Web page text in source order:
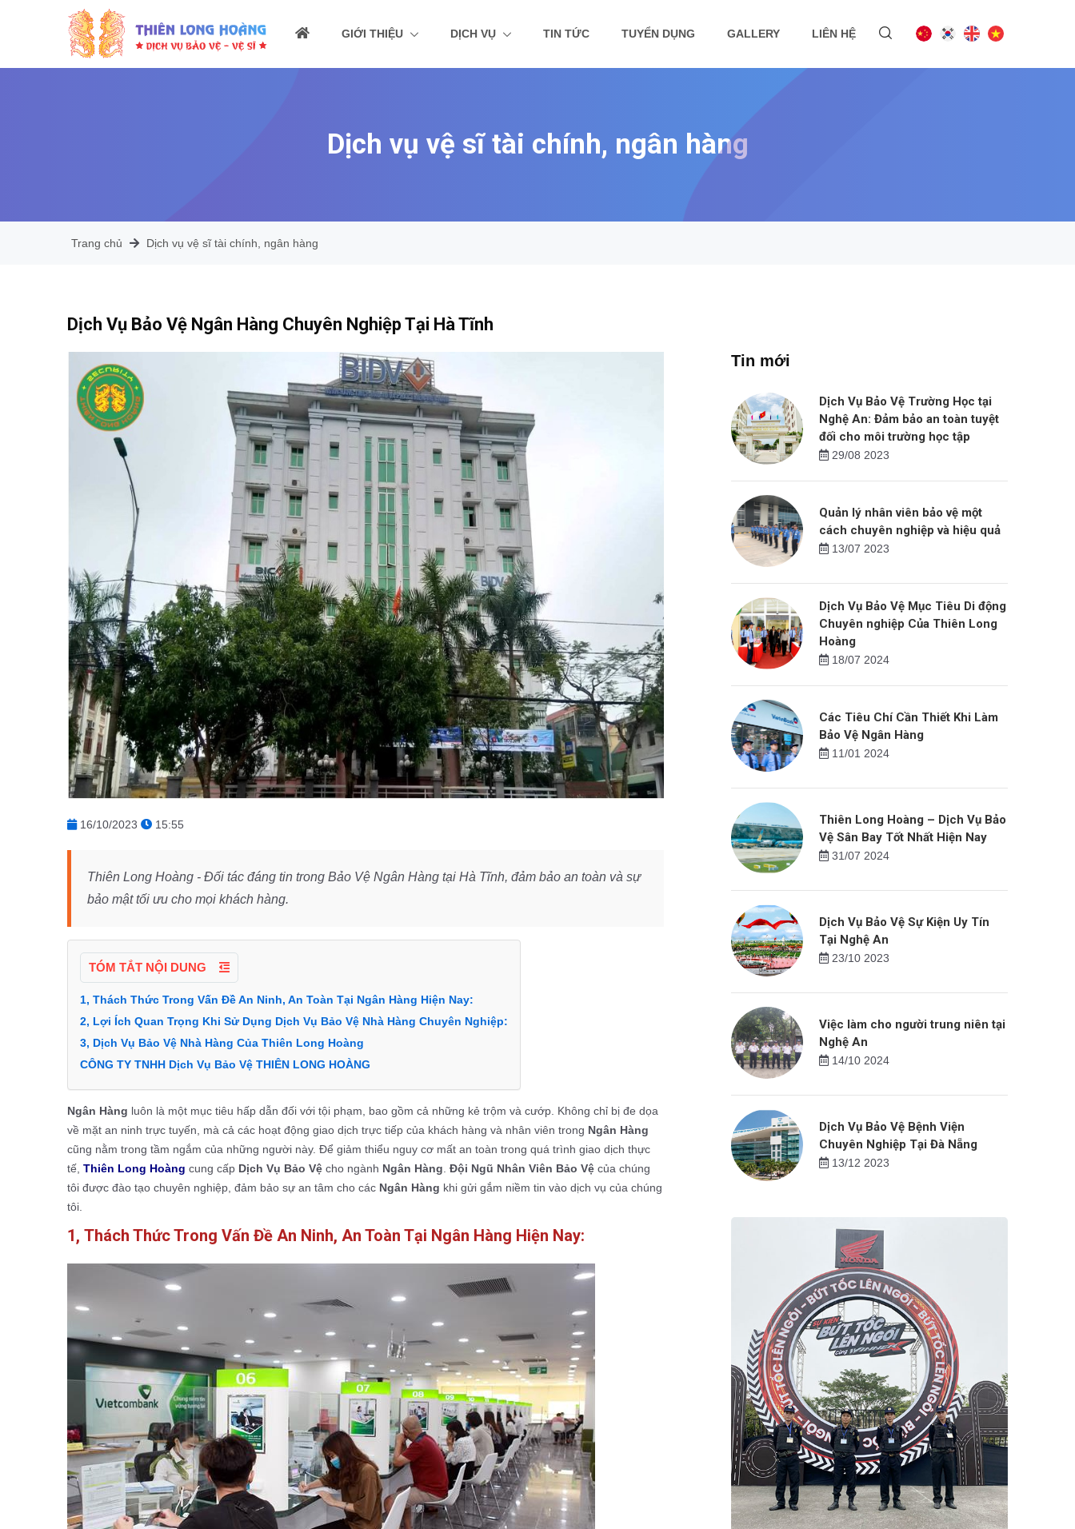
GIỚI THIỆU DỊCH VỤ TIN TỨC TUYỂN DỤNG GALLERY LIÊN HỆ
Dịch vụ vệ sĩ tài chính, ngân hàng
Trang chủ Dịch vụ vệ sĩ tài chính, ngân hàng
Dịch Vụ Bảo Vệ Ngân Hàng Chuyên Nghiệp Tại Hà Tĩnh
16/10/2023 15:55
Thiên Long Hoàng - Đối tác đáng tin trong Bảo Vệ Ngân Hàng tại Hà Tĩnh, đảm bảo an toàn và sự
bảo mật tối ưu cho mọi khách hàng.
TÓM TẮT NỘI DUNG
1, Thách Thức Trong Vấn Đề An Ninh, An Toàn Tại Ngân Hàng Hiện Nay:
2, Lợi Ích Quan Trọng Khi Sử Dụng Dịch Vụ Bảo Vệ Nhà Hàng Chuyên Nghiệp:
3, Dịch Vụ Bảo Vệ Nhà Hàng Của Thiên Long Hoàng
CÔNG TY TNHH Dịch Vụ Bảo Vệ THIÊN LONG HOÀNG
Ngân Hàng luôn là một mục tiêu hấp dẫn đối với tội phạm, bao gồm cả những kẻ trộm và cướp. Không chỉ bị đe dọa
về mặt an ninh trực tuyến, mà cả các hoạt động giao dịch trực tiếp của khách hàng và nhân viên trong Ngân Hàng
cũng nằm trong tầm ngắm của những người này. Để giảm thiểu nguy cơ mất an toàn trong quá trình giao dịch thực
tế, Thiên Long Hoàng cung cấp Dịch Vụ Bảo Vệ cho ngành Ngân Hàng Đội Ngũ Nhân Viên Bảo Vệ của chúng
tôi được đào tạo chuyên nghiệp, đảm bảo sự an tâm cho các Ngân Hàng khi gửi gắm niềm tin vào dịch vụ của chúng
tôi.
1, Thách Thức Trong Vấn Đề An Ninh, An Toàn Tại Ngân Hàng Hiện Nay:
Tin mới
Dịch Vụ Bảo Vệ Trường Học tại
Nghệ An: Đảm bảo an toàn tuyệt
đối cho môi trường học tập
29/08 2023
Quản lý nhân viên bảo vệ một
cách chuyên nghiệp và hiệu quả
13/07 2023
Dịch Vụ Bảo Vệ Mục Tiêu Di động
Chuyên nghiệp Của Thiên Long
Hoàng
18/07 2024
Các Tiêu Chí Cần Thiết Khi Làm
Bảo Vệ Ngân Hàng
11/01 2024
Thiên Long Hoàng – Dịch Vụ Bảo
Vệ Sân Bay Tốt Nhất Hiện Nay
31/07 2024
Dịch Vụ Bảo Vệ Sự Kiện Uy Tín
Tại Nghệ An
23/10 2023
Việc làm cho người trung niên tại
Nghệ An
14/10 2024
Dịch Vụ Bảo Vệ Bệnh Viện
Chuyên Nghiệp Tại Đà Nẵng
13/12 2023